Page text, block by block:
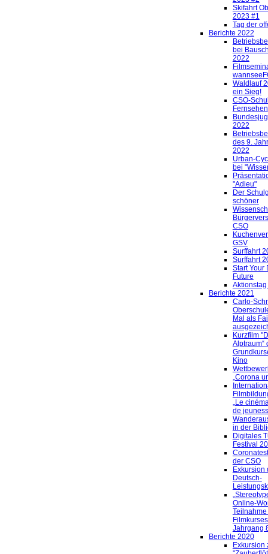
Skifahrt
2023 #1
Tag der
Berichte 2022
bei
2022
Waldlauf
ein Sieg!
CSO-
Fernsehen
2022
des 9.
2022
Urban-
bei
"Adieu"
Der
schöner
CSO
GSV
Surffahrt
Surffahrt
Start Your
Future
Berichte 2021
Carlo-
Mal als
Kurzfilm
Alptraum“
Kino
„Corona
„Le
de
in der
Digitales
Festival
der CSO
Exkursion
Deutsch-
Online-
Jahrgang
Berichte 2020
Exkursion